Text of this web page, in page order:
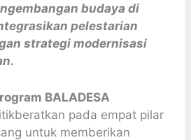
budaya di
pelestarian
strategi modernisasi
BALADESA
pada empat pilar
untuk memberikan